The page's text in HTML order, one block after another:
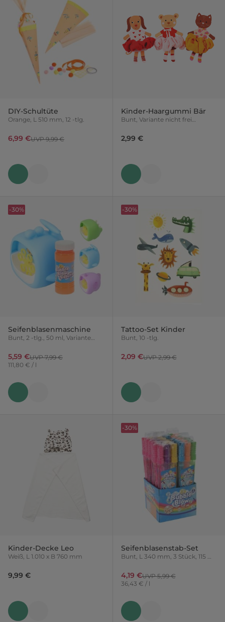
DIY-Schultüte
Orange, L 510 mm, 12 -tlg.
6,99 €UVP 9,99 €
Kinder-Haargummi Bär
Bunt, Variante nicht frei
2,99 €
Seifenblasenmaschine
Bunt, 2 -tlg., 50 ml, Variante
5,59 €UVP 7,99 €
111,80 € / l
-30%
Tattoo-Set Kinder
Bunt, 10 -tlg.
2,09 €UVP 2,99 €
-30%
Kinder-Decke Leo
Weiß, L 1.010 x B 760 mm
9,99 €
Seifenblasenstab-Set
Bunt, L 340 mm, 3 Stück, 115 ml,
4,19 €UVP 5,99 €
36,43 € / l
-30%